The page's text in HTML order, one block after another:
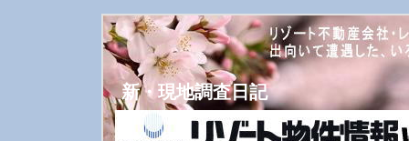
新・現地調査日記